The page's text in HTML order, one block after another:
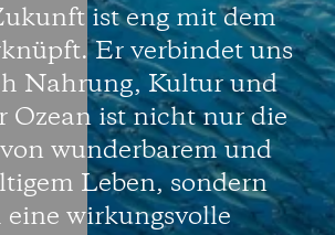
ist eng mit dem
Er verbindet uns
Nahrung, Kultur und
Ozean ist nicht nur die
wunderbarem und
Leben, sondern
eine wirkungsvolle